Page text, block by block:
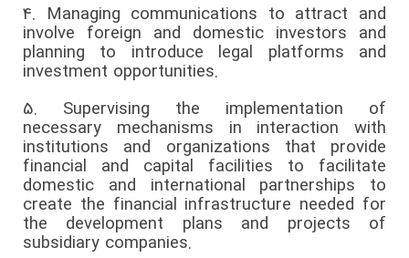
4. Managing communications to attract and
involve foreign and domestic investors and
planning to introduce legal platforms and
investment opportunities.
5. Supervising the implementation of
necessary mechanisms in interaction with
institutions and organizations that provide
financial and capital facilities to facilitate
domestic and international partnerships to
create the financial infrastructure needed for
the development plans and projects of
subsidiary companies.